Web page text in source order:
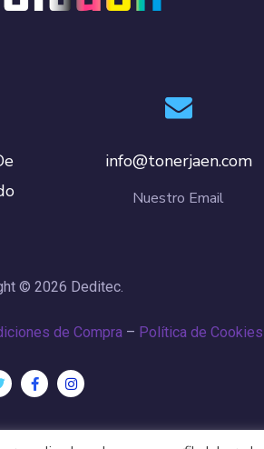
info@tonerjaen.com
Nuestro Email
© 2026 Deditec.
de Compra– Política de Cookies